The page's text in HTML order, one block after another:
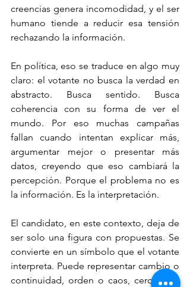
creencias genera incomodidad, y el ser
humano tiende a reducir esa tensión
rechazando la información.
En política, eso se traduce en algo muy
claro: el votante no busca la verdad en
abstracto. Busca sentido. Busca
coherencia con su forma de ver el
mundo. Por eso muchas campañas
fallan cuando intentan explicar más,
argumentar mejor o presentar más
datos, creyendo que eso cambiará la
percepción. Porque el problema no es
la información. Es la interpretación.
El candidato, en este contexto, deja de
ser solo una figura con propuestas. Se
convierte en un símbolo que el votante
interpreta. Puede representar cambio o
continuidad, orden o caos, cercanía o